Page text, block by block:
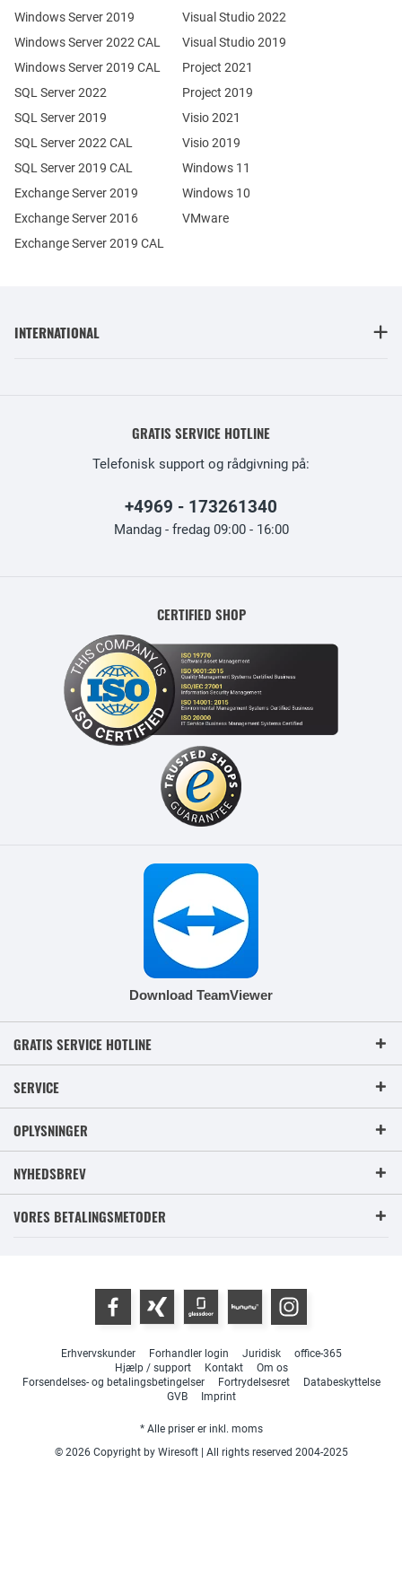
Windows Server 2019
Exchange Server 2019
Exchange Server 2016
SQL Server 2022
SQL Server 2019
Windows Server 2022 CAL
Windows Server 2019 CAL
SQL Server 2022 CAL
SQL Server 2019 CAL
Exchange Server 2019 CAL
Visual Studio 2022
Visual Studio 2019
Project 2021
Project 2019
Visio 2021
Visio 2019
Windows 11
Windows 10
VMware
INTERNATIONAL
GRATIS SERVICE HOTLINE
Telefonisk support og rådgivning på:
+4969 - 173261340
Mandag - fredag 09:00 - 16:00
CERTIFIED SHOP
Download TeamViewer
GRATIS SERVICE HOTLINE
SERVICE
OPLYSNINGER
NYHEDSBREV
VORES BETALINGSMETODER
Erhvervskunder Forhandler login Juridisk
office-365
Hjælp / support
Kontakt
Om os
Forsendelses- og betalingsbetingelser
Fortrydelsesret
Databeskyttelse
GVB
Imprint
* Alle priser er inkl. moms
© 2026 Copyright by Wiresoft | All rights reserved 2004-2025